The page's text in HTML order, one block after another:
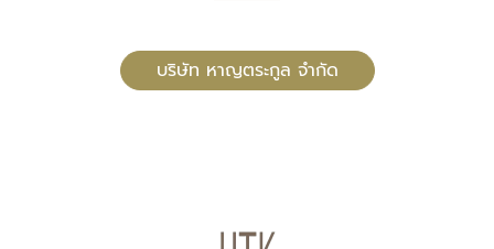
บริษัท หาญตระกูล จำกัด